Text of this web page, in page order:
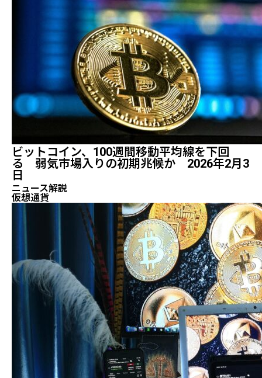
ビットコイン、100週間移動平均線を下回
る 弱気市場入りの初期兆候か 2026年2月3
日
ニュース解説
仮想通貨